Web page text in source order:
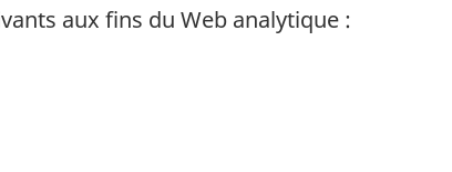
aux fins du Web analytique :